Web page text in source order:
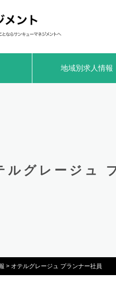
地域別求人情報
ルグレージュ
> オテルグレージュ プランナー社員